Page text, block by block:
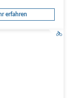
erfahren